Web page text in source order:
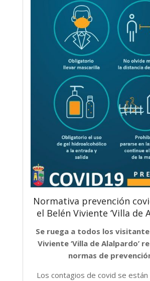
Normativa prevención
el Belén Viviente ‘Villa de
Se ruega a todos los
Viviente ‘Villa de Alalpardo’
normas de
Los contagios de covid se